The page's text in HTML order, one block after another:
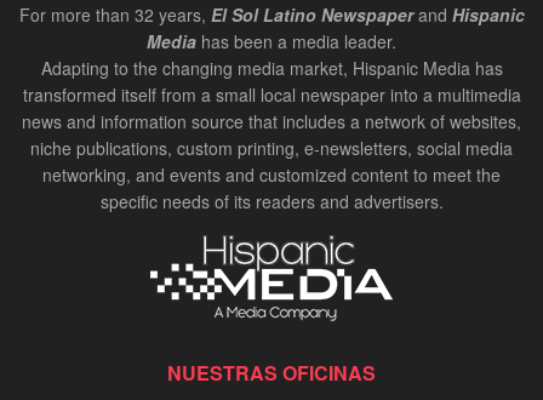
For more than 32 years, El Sol Latino Newspaperand Hispanic
Media has been a media leader.
Adapting to the changing media market, Hispanic Media has
transformed itself from a small local newspaper into a multimedia
news and information source that includes a network of websites,
niche publications, custom printing, e-newsletters, social media
networking, and events and customized content to meet the
specific needs of its readers and advertisers.
NUESTRAS OFICINAS